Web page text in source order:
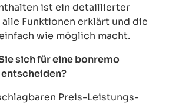
ist ein detaillierter
Funktionen erklärt und die
wie möglich macht.
sich für eine bonremo
Preis-Leistungs-